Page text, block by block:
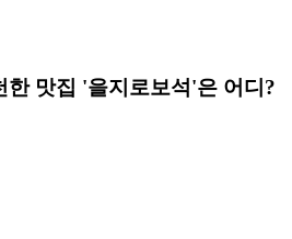
한 맛집 '을지로보석'은 어디?